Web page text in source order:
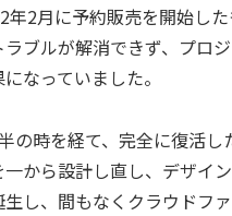
年2月に予約販売を開始し
ラブルが解消できず、プロ
なっていました。
の時を経て、完全に復活し
一から設計し直し、デザイ
し、間もなくクラウドフ